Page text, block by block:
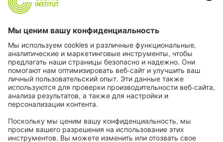
Сообщество «Немецкий язык для тебя»
Практикуйте немецкий бесплатно
Курсы немецкого языка от Goethe-Institut
Портал для преподавателей «Deutschstunde»
Конфиденциальность и доступность